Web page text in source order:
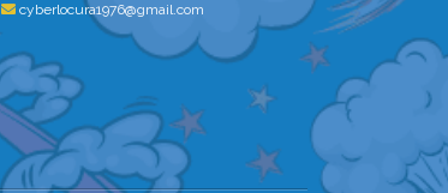
cyberlocura1976@gmail.com